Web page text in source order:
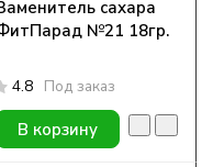
сахара
№21 18гр.
4.8 Под заказ
В корзину